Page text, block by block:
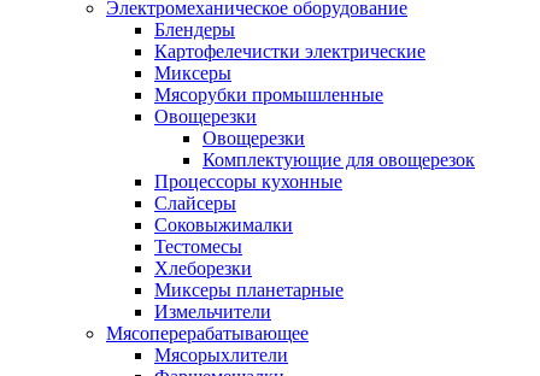
Электромеханическое оборудование
Блендеры
Картофелечистки электрические
Миксеры
Мясорубки промышленные
Овощерезки
Овощерезки
Комплектующие для овощерезок
Процессоры кухонные
Слайсеры
Соковыжималки
Тестомесы
Хлеборезки
Миксеры планетарные
Измельчители
Мясоперерабатывающее
Мясорыхлители